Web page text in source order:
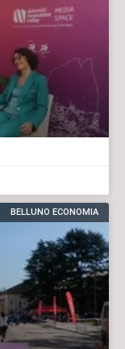
BELLUNO ECONOMIA